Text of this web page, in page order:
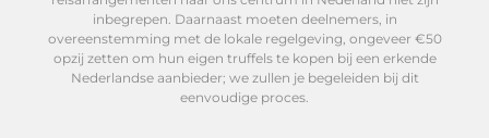
inbegrepen. Daarnaast moeten deelnemers, in
overeenstemming met de lokale regelgeving, ongeveer €50
opzij zetten om hun eigen truffels te kopen bij een erkende
Nederlandse aanbieder; we zullen je begeleiden bij dit
eenvoudige proces.